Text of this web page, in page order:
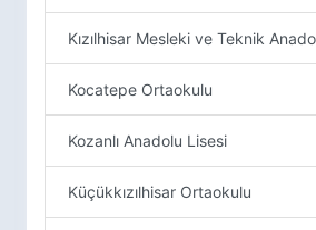
Kızılhisar Mesleki ve Teknik
Kocatepe Ortaokulu
Kozanlı Anadolu Lisesi
Küçükkızılhisar Ortaokulu